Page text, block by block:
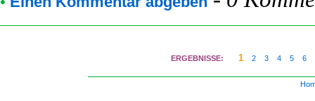
ERGEBNISSE: 1 2 3 4 5 6